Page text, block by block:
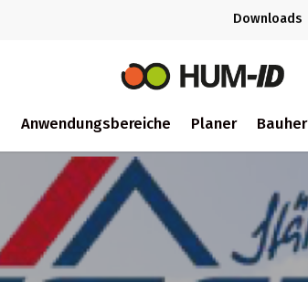
Downloads
Anwendungsbereiche Planer